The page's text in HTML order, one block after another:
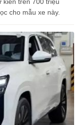
kiến trên 700 triệu
cho mẫu xe này.